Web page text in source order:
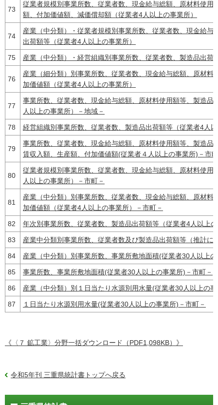
73
従業者規模別事業所数、従業者数、現金給与総額、原材料使用
額、付加価値額、減価償却額（従業者4人以上の事業所）
74
産業（中分類）・従業者規模別事業所数、従業者数、現金給与
出荷額等（従業者4人以上の事業所）
75 産業（中分類）・経営組織別事業所数、従業者数、製造品出荷
76
産業（細分類）別事業所数、従業者数、現金給与総額、原材料
加価値額（従業者4人以上の事業所）
77
事業所数、従業者数、現金給与総額、原材料使用額等、製造品
人以上の事業所）－地域－
78 経営組織別事業所数、従業者数、製造品出荷額等（従業者4人
79
事業所数、従業者数、現金給与総額、原材料使用額等、製造品
賃収入額、生産額、付加価値額(従業者４人以上の事業所)－市
80
従業者規模別事業所数、従業者数、現金給与総額、原材料使用
人以上の事業所）－市町－
81
産業（中分類）別事業所数、従業者数、現金給与総額、原材料
加価値額（従業者4人以上の事業所）－市町－
82 年次別事業所数、従業者数、製造品出荷額等（従業者4人以上
83 産業中分類別事業所数、従業者数及び製造品出荷額等（推計に
84 産業（中分類）別事業所数、事業所敷地面積(従業者30人以上
85 事業所数、事業所敷地面積(従業者30人以上の事業所)－市町－
86 産業（中分類）別１日当たり水源別用水量(従業者30人以上の
87 １日当たり水源別用水量(従業者30人以上の事業所)－市町－
《〈７ 鉱工業〉分野一括ダウンロード（PDF1,098KB）》
令和5年刊 三重県統計書トップへ戻る